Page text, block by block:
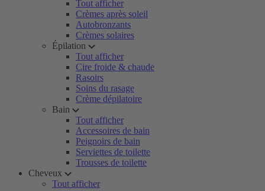
Tout afficher
Crèmes après soleil
Autobronzants
Crèmes solaires
Épilation
Tout afficher
Cire froide & chaude
Rasoirs
Soins du rasage
Crème dépilatoire
Bain
Tout afficher
Accessoires de bain
Peignoirs de bain
Serviettes de toilette
Trousses de toilette
Cheveux
Tout afficher